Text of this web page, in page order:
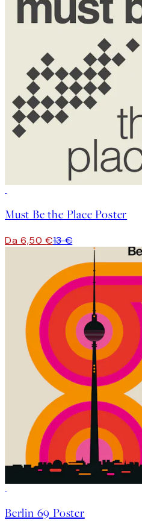
Must Be the Place Poster
Da 6,50 €13 €
Berlin 69 Poster